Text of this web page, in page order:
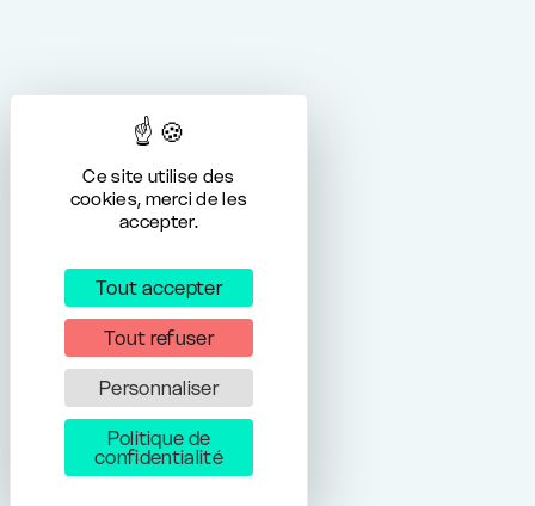
Ce site utilise des
cookies, merci de les
accepter.
Tout accepter
Tout refuser
Personnaliser
Politique de
confidentialité